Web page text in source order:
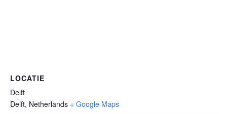
LOCATIE
Delft
Delft, Netherlands + Google Maps